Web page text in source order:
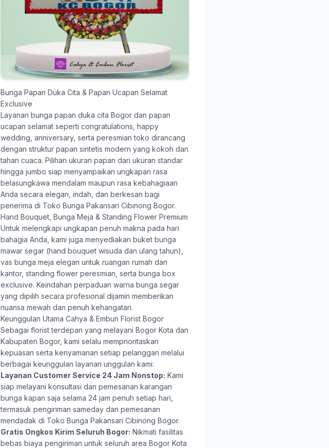
Bunga Papan Duka Cita & Papan Ucapan Selamat
Exclusive
Layanan bunga papan duka cita Bogor dan papan
ucapan selamat seperti congratulations, happy
wedding, anniversary, serta peresmian toko dirancang
dengan struktur papan sintetis modern yang kokoh dan
tahan cuaca. Pilihan ukuran papan dari ukuran standar
hingga jumbo siap menyampaikan ungkapan rasa
belasungkawa mendalam maupun rasa kebahagiaan
Anda secara elegan, indah, dan berkesan bagi
penerima di Toko Bunga Pakansari Cibinong Bogor.
Hand Bouquet, Bunga Meja & Standing Flower Premium
Untuk melengkapi ungkapan penuh makna pada hari
bahagia Anda, kami juga menyediakan buket bunga
mawar segar (hand bouquet wisuda dan ulang tahun),
vas bunga meja elegan untuk ruangan rumah dan
kantor, standing flower peresmian, serta bunga box
exclusive. Keindahan perpaduan warna bunga segar
yang dipilih secara profesional dijamin memberikan
nuansa mewah dan penuh kehangatan.
Keunggulan Utama Cahya & Embun Florist Bogor
Sebagai florist terdepan yang melayani Bogor Kota dan
Kabupaten Bogor, kami selalu memprioritaskan
kepuasan serta kenyamanan setiap pelanggan melalui
berbagai keunggulan layanan unggulan kami:
Layanan Customer Service 24 Jam Nonstop: Kami
siap melayani konsultasi dan pemesanan karangan
bunga kapan saja selama 24 jam penuh setiap hari,
termasuk pengiriman sameday dan pemesanan
mendadak di Toko Bunga Pakansari Cibinong Bogor.
Gratis Ongkos Kirim Seluruh Bogor: Nikmati fasilitas
bebas biaya pengiriman untuk seluruh area Bogor Kota